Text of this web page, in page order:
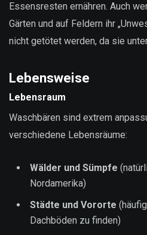
Essensresten ernähren. Auch
Gärten und auf Feldern ihr
nicht getötet werden, da sie
Lebensweise
Lebensraum
Waschbären sind extrem
verschiedene Lebensräume:
Wälder und Sümpfe
Nordamerika)
Städte und Vororte
Dachböden zu finden)